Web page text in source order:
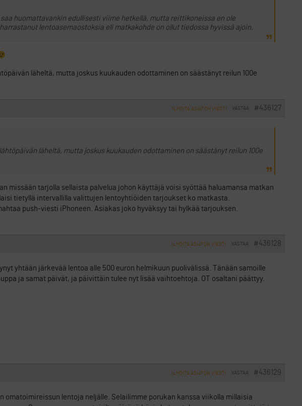
huomattavankin edullisesti viime hetkellä, mutta reittikoneissa en ole
lentoasemaostoksia eli matkakohde on ollut tiedossa hyvissä ajoin.
läheltä, mutta joskus kuukauden odottaminen on säästänyt reilun 100e
#436127
VASTAA
ILMOITA ASIATON VIESTI
läheltä, mutta joskus kuukauden odottaminen on säästänyt reilun 100e
missään tarjolla sellaista palvelua johon käyttäjä voisi syöttää haluamansa matkan
tietyllä intervallilla valittujen lentoyhtiöiden tarjoukset ko matkasta.
push-viesti iPhoneen. Asiakas joko hyväksyy tai hylkää tarjouksen.
#436128
VASTAA
ILMOITA ASIATON VIESTI
yhtään järkevää lentoa alle 500 euron helmikuun puolivälissä. Tänään samoille
ja samat päivät, ja päivittäin tulee nyt lisää vaihtoehtoja. OT osaltani päättyy.
#436129
VASTAA
ILMOITA ASIATON VIESTI
omatoimireissun lentoja neljälle. Selailimme porukan kanssa viikolla millaisia